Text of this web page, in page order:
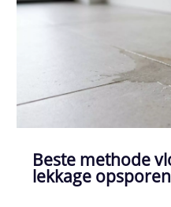
Beste methode
lekkage opsporen